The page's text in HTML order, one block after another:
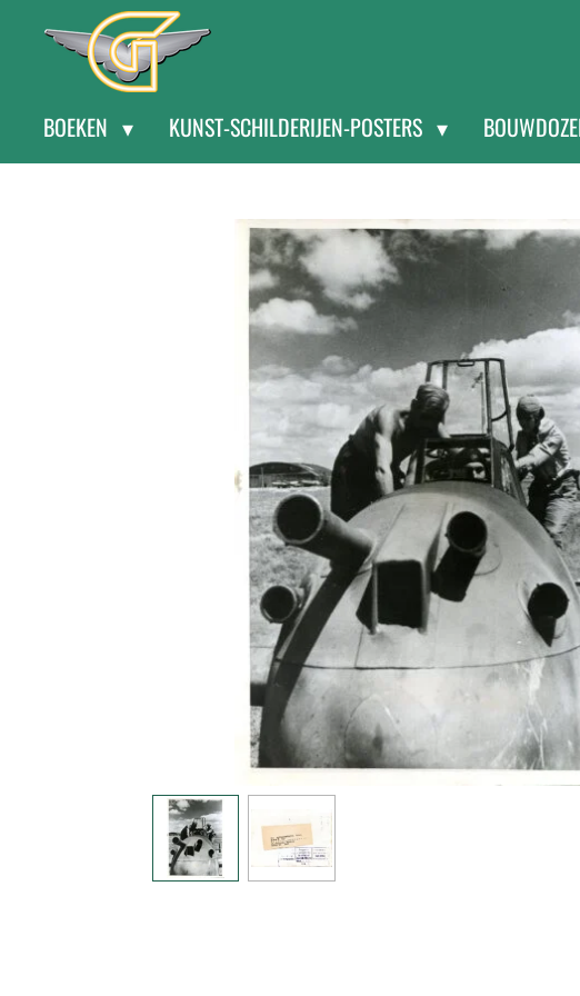
hoofdinhoud
BOEKEN KUNST-SCHILDERIJEN-POSTERS